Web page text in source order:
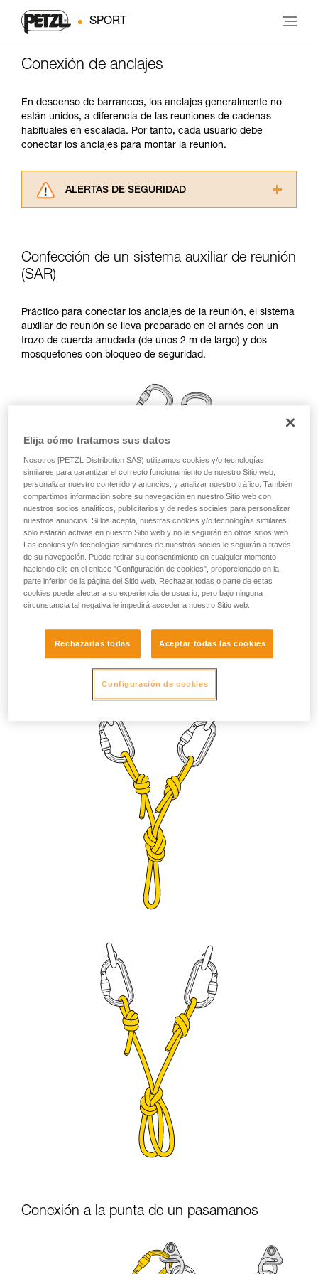
SPORT
Conexión de anclajes
En descenso de barrancos, los anclajes generalmente no
están unidos, a diferencia de las reuniones de cadenas
habituales en escalada. Por tanto, cada usuario debe
conectar los anclajes para montar la reunión.
ALERTAS DE SEGURIDAD
información de la ficha técnica para poder
través de un profesional su capacidad para
ejecutar estas técnicas, solo y con total
seguridad, antes de ejecutarlas de forma
autónoma.
su actividad. Pueden existir otras que no
describimos aquí.
Confección de un sistema auxiliar de reunión
(SAR)
Práctico para conectar los anclajes de la reunión, el sistema
auxiliar de reunión se lleva preparado en el arnés con un
trozo de cuerda anudada (de unos 2 m de largo) y dos
mosquetones con bloqueo de seguridad.
Conexión de una reunión simple
Recuerde girar los mosquetones una vez instalados, para
que el casquillo de bloqueo no pueda abrirse por vibración.
Regule la longitud con un nudo en ocho o un nudo as de
guía (bulin) doble.
Conexión a la punta de un pasamanos
Elija cómo tratamos sus datos
Nosotros [PETZL Distribution SAS) utilizamos cookies y/o tecnologías
similares para garantizar el correcto funcionamiento de nuestro Sitio web,
personalizar nuestro contenido y anuncios, y analizar nuestro tráfico. También
compartimos información sobre su navegación en nuestro Sitio web con
nuestros socios analíticos, publicitarios y de redes sociales para personalizar
nuestros anuncios. Si los acepta, nuestras cookies y/o tecnologías similares
solo estarán activas en nuestro Sitio web y no le seguirán en otros sitios web.
Las cookies y/o tecnologías similares de nuestros socios le seguirán a través
de su navegación. Puede retirar su consentimiento en cualquier momento
haciendo clic en el enlace "Configuración de cookies", proporcionado en la
parte inferior de la página del Sitio web. Rechazar todas o parte de estas
cookies puede afectar a su experiencia de usuario, pero bajo ninguna
circunstancia tal negativa le impedirá acceder a nuestro Sitio web.
Rechazarlas todas Aceptar todas las cookies
Configuración de cookies